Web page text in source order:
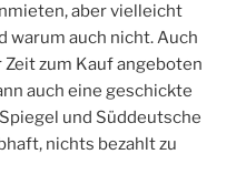
aber vielleicht
warum auch nicht. Auch
zum Kauf angeboten
auch eine geschickte
und Süddeutsche
nichts bezahlt zu